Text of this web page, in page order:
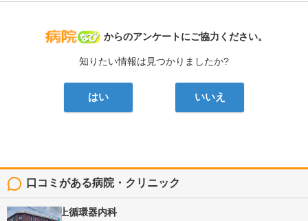
病院なび
からのアンケートにご協力ください。
知りたい情報は見つかりましたか?
はい いいえ
口コミがある病院・クリニック
医療法人村上循環器内科